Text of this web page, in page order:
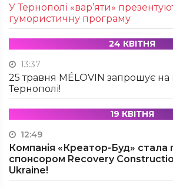
У Тернополі «вар’яти»
гумористичну програму
24 КВІТНЯ
13:37
25 травня MÉLOVIN запрошує на
Тернополі!
19 КВІТНЯ
12:49
Компанія «Креатор-Буд» стала
спонсором Recovery
Ukraine!